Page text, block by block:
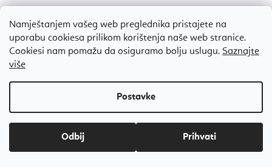
Namještanjem vašeg web preglednika pristajete na
uporabu cookiesa prilikom korištenja naše web stranice.
Cookiesi nam pomažu da osiguramo bolju uslugu. Saznajte
više
Odbij
Bestseller